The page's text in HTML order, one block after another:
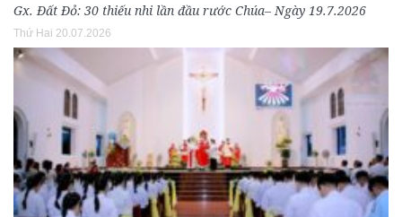
Gx. Đất Đỏ: 30 thiếu nhi lần đầu rước Chúa– Ngày 19.7.2026
Thứ Hai 20.07.2026